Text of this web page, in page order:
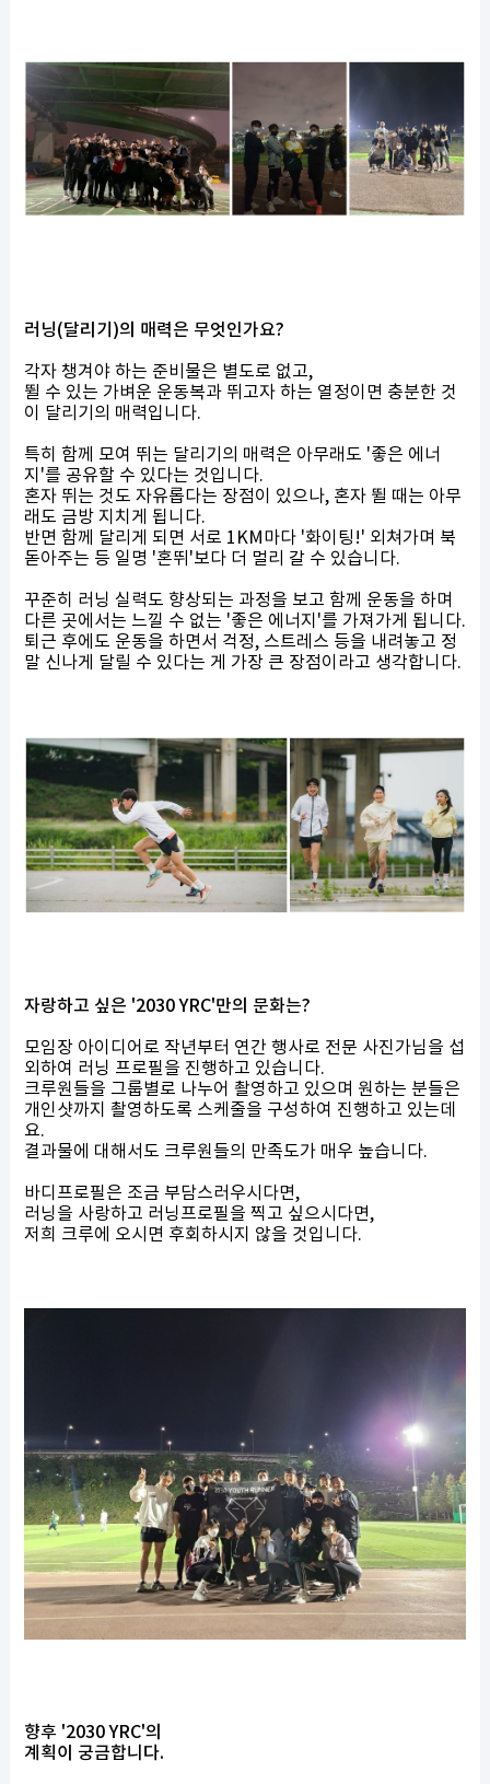
러닝(달리기)의 매력은 무엇인가요?
각자 챙겨야 하는 준비물은 별도로 없고,
뛸 수 있는 가벼운 운동복과 뛰고자 하는 열정이면 충분한 것
이 달리기의 매력입니다.
특히 함께 모여 뛰는 달리기의 매력은 아무래도 '좋은 에너
지'를 공유할 수 있다는 것입니다.
혼자 뛰는 것도 자유롭다는 장점이 있으나, 혼자 뛸 때는 아무
래도 금방 지치게 됩니다.
반면 함께 달리게 되면 서로 1KM마다 '화이팅!' 외쳐가며 북
돋아주는 등 일명 '혼뛰'보다 더 멀리 갈 수 있습니다.
꾸준히 러닝 실력도 향상되는 과정을 보고 함께 운동을 하며
다른 곳에서는 느낄 수 없는 '좋은 에너지'를 가져가게 됩니다.
퇴근 후에도 운동을 하면서 걱정, 스트레스 등을 내려놓고 정
말 신나게 달릴 수 있다는 게 가장 큰 장점이라고 생각합니다.
자랑하고 싶은 '2030 YRC'만의 문화는?
모임장 아이디어로 작년부터 연간 행사로 전문 사진가님을 섭
외하여 러닝 프로필을 진행하고 있습니다.
크루원들을 그룹별로 나누어 촬영하고 있으며 원하는 분들은
개인샷까지 촬영하도록 스케줄을 구성하여 진행하고 있는데
요.
결과물에 대해서도 크루원들의 만족도가 매우 높습니다.
바디프로필은 조금 부담스러우시다면,
러닝을 사랑하고 러닝프로필을 찍고 싶으시다면,
저희 크루에 오시면 후회하시지 않을 것입니다.
향후 '2030 YRC'의
계획이 궁금합니다.